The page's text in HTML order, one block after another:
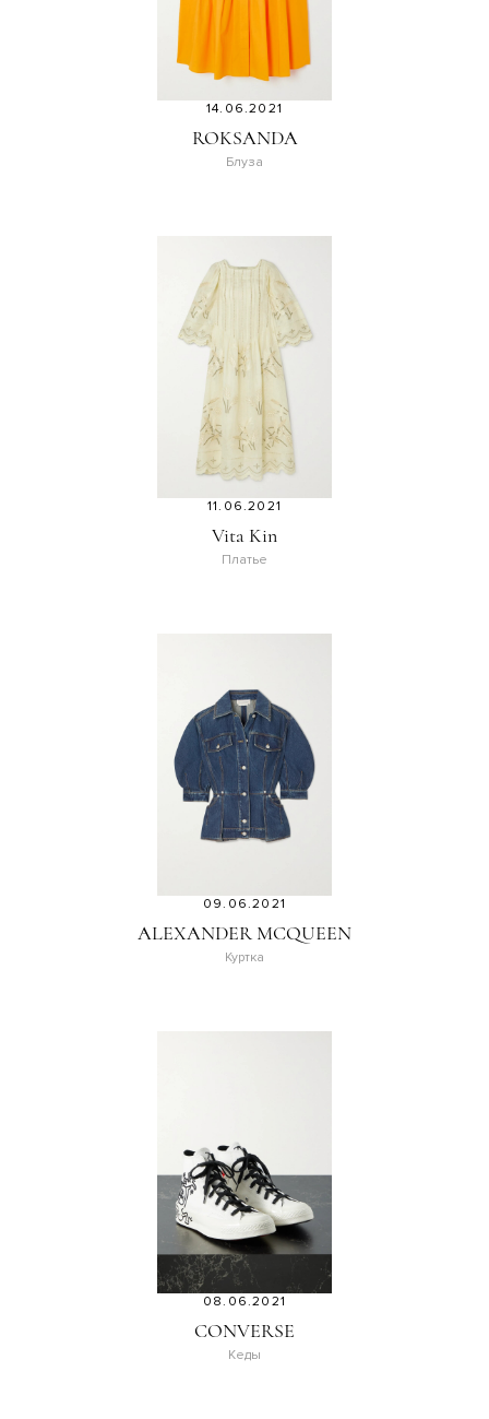
14.06.2021
ROKSANDA
Блуза
11.06.2021
Vita Kin
Платье
09.06.2021
ALEXANDER MCQUEEN
Куртка
08.06.2021
CONVERSE
Кеды